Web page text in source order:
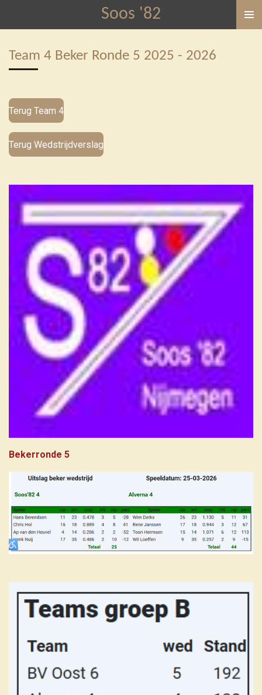
direct
de
hoofdinhoud
Soos '82
Team 4 Beker Ronde 5 2025 - 2026
Terug Team 4
Terug Wedstrijdverslag
Bekerronde 5